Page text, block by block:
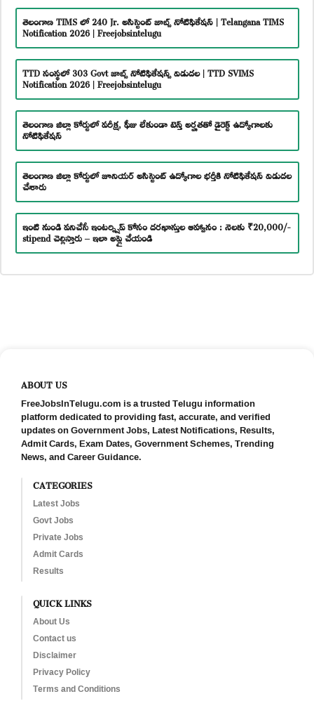
తెలంగాణ TIMS లో 240 Jr. అసిస్టెంట్ జాబ్స్ నోటిఫికేషన్ | Telangana TIMS
Notification 2026 | Freejobsintelugu
TTD సంస్థలో 303 Govt జాబ్స్ నోటిఫికేషన్స్ విడుదల | TTD SVIMS
Notification 2026 | Freejobsintelugu
తెలంగాణ జిల్లా కోర్టులో పరీక్ష, ఫీజు లేకుండా టెన్త్ అర్హతతో డైరెక్ట్ ఉద్యోగాలకు
నోటిఫికేషన్
తెలంగాణ జిల్లా కోర్టులో జూనియర్ అసిస్టెంట్ ఉద్యోగాల భర్తీకి నోటిఫికేషన్ విడుదల
చేశారు
ఇంటి నుండి పనిచేసే ఇంటర్న్షిప్ కోసం దరఖాస్తుల ఆహ్వానం : నెలకు ₹20,000/-
stipend చెల్లిస్తారు – ఇలా అప్లై చేయండి
ABOUT US
FreeJobsInTelugu.com is a trusted Telugu information
platform dedicated to providing fast, accurate, and verified
updates on Government Jobs, Latest Notifications, Results,
Admit Cards, Exam Dates, Government Schemes, Trending
News, and Career Guidance.
CATEGORIES
Latest Jobs
Govt Jobs
Private Jobs
Admit Cards
Results
QUICK LINKS
About Us
Contact us
Disclaimer
Privacy Policy
Terms and Conditions